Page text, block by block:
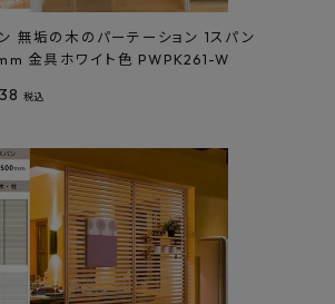
無垢の木のパーテーション 1スパン
金具ホワイト色 PWPK261-W
税込